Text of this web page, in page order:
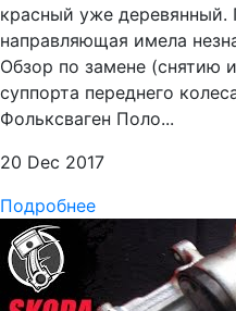
красный уже деревянный.
направляющая имела
Обзор по замене (снятию
суппорта переднего
Фольксваген Поло...
20 Dec 2017
Подробнее